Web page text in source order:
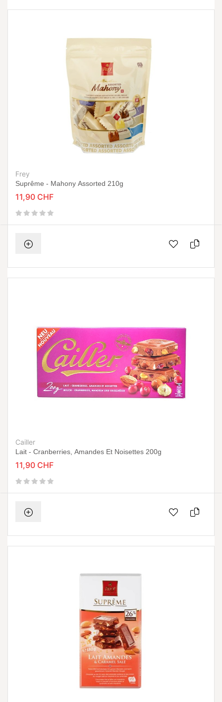
Frey
Suprême - Mahony Assorted 210g
11,90 CHF
Cailler
Lait - Cranberries, Amandes Et Noisettes 200g
11,90 CHF